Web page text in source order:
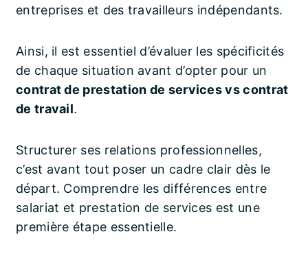
entreprises et des travailleurs indépendants.
Ainsi, il est essentiel d’évaluer les spécificités
de chaque situation avant d’opter pour un
contrat de prestation de services vs contrat
de travail.
Structurer ses relations professionnelles,
c’est avant tout poser un cadre clair dès le
départ. Comprendre les différences entre
salariat et prestation de services est une
première étape essentielle.